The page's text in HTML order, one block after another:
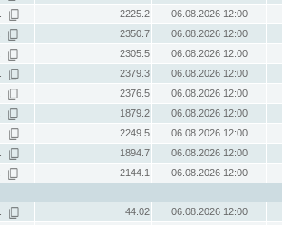
2225.2
06.08.2026 12:00
2350.7
06.08.2026 12:00
2305.5
06.08.2026 12:00
2379.3
06.08.2026 12:00
2376.5
06.08.2026 12:00
1879.2
06.08.2026 12:00
2249.5
06.08.2026 12:00
1894.7
06.08.2026 12:00
2144.1
06.08.2026 12:00
44.02
06.08.2026 12:00